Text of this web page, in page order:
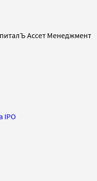
Ассет Менеджмент
IPO